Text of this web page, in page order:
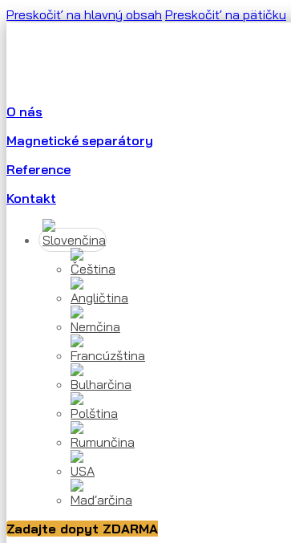
Preskočiť na hlavný obsah Preskočiť na pätičku
O nás
Magnetické separátory
Reference
Kontakt
Zadajte dopyt ZDARMA